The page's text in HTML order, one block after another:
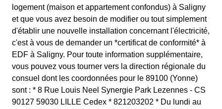
logement (maison et appartement confondus) à Saligny
et que vous avez besoin de modifier ou tout simplement
d'établir une nouvelle installation concernant l'électricité,
c'est à vous de demander un *certificat de conformité* à
EDF à Saligny. Pour toute information supplémentaire,
vous pouvez vous tourner vers la direction régionale du
consuel dont les coordonnées pour le 89100 (Yonne)
sont : * 8 Rue Louis Neel Synergie Park Lezennes - CS
90127 59030 LILLE Cedex * 821203202 * Du lundi au